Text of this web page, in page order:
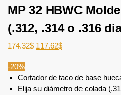
MP 32 HBWC
(.312, .314 o .316
174.32$ 117.62$
-20%
Cortador de taco de base
Elija su diámetro de colada